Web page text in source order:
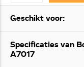
Geschikt voor:
Specificaties van
A7017